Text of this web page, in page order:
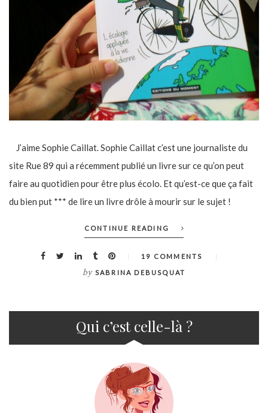
J’aime Sophie Caillat. Sophie Caillat c’est une journaliste du
site Rue 89 qui a récemment publié un livre sur ce qu’on peut
faire au quotidien pour être plus écolo. Et qu’est-ce que ça fait
du bien put *** de lire un livre drôle à mourir sur le sujet !
CONTINUE READING
19 COMMENTS
by SABRINA DEBUSQUAT
Qui c’est celle-là ?